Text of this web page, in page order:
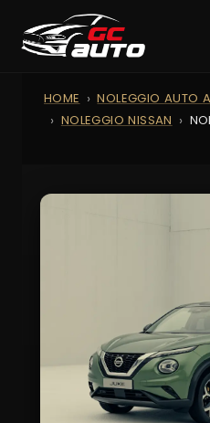
HOME
NOLEGGIO AUTO
NOLEGGIO NISSAN